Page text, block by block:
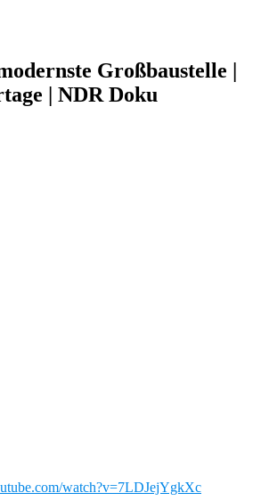
Großbaustelle |
| NDR Doku
watch?v=7LDJejYgkXc